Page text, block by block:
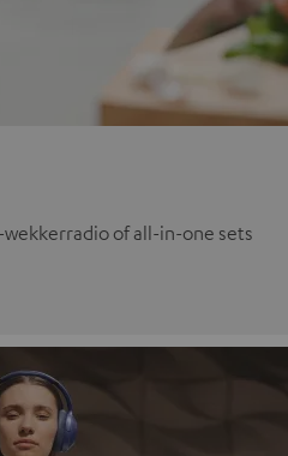
of all-in-one sets